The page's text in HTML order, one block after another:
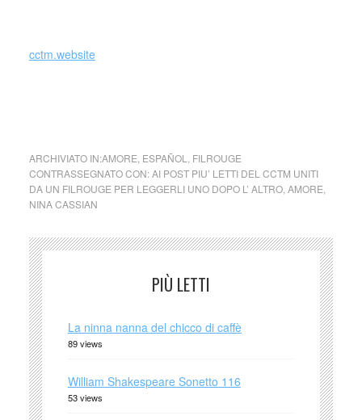
cctm.website
ARCHIVIATO IN:AMORE ESPAÑOL
FILROUGE
CONTRASSEGNATO CON:AI POST PIU’ LETTI DEL CCTM UNITI
DA UN FILROUGE PER LEGGERLI UNO DOPO L’ ALTRO, AMORE
NINA CASSIAN
PIÙ LETTI
La ninna nanna del chicco di caffè
89 views
William Shakespeare Sonetto 116
53 views